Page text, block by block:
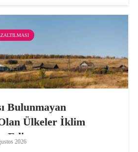
Bulunmayan
Ülkeler İklim
Ediyor
2026